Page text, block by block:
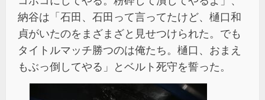
納谷は「石田、石田って言ってたけど、樋口和
貞がいたのをまざまざと見せつけられた。でも
タイトルマッチ勝つのは俺たち。樋口、おまえ
もぶっ倒してやる」とベルト死守を誓った。